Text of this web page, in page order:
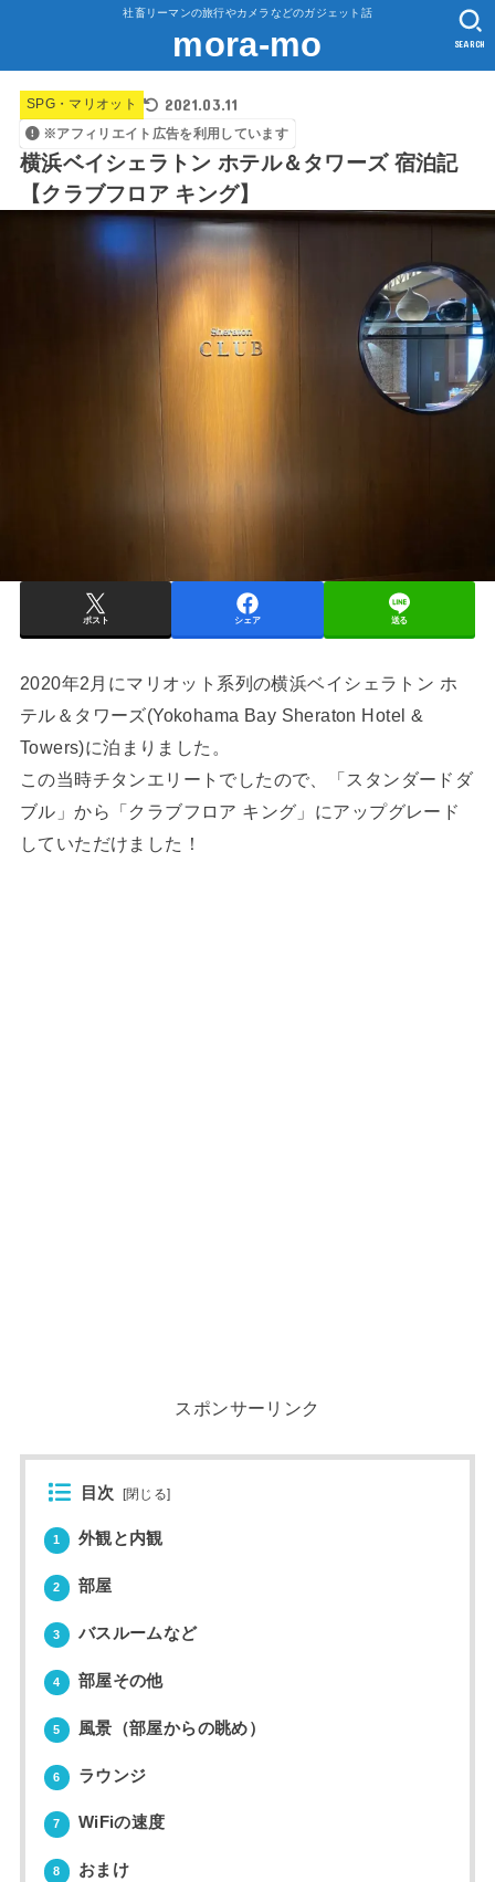
社畜リーマンの旅行やカメラなどのガジェット話
mora-mo SEARCH
SPG・マリオット 2021.03.11
※アフィリエイト広告を利用しています
横浜ベイシェラトン ホテル＆タワーズ 宿泊記
【クラブフロア キング】
ポスト シェア 送る
2020年2月にマリオット系列の横浜ベイシェラトン ホ
テル＆タワーズ(Yokohama Bay Sheraton Hotel &
Towers)に泊まりました。
この当時チタンエリートでしたので、「スタンダードダ
ブル」から「クラブフロア キング」にアップグレード
していただけました！
スポンサーリンク
目次 [閉じる]
1 外観と内観
2 部屋
3 バスルームなど
4 部屋その他
5 風景（部屋からの眺め）
6 ラウンジ
7 WiFiの速度
8 おまけ